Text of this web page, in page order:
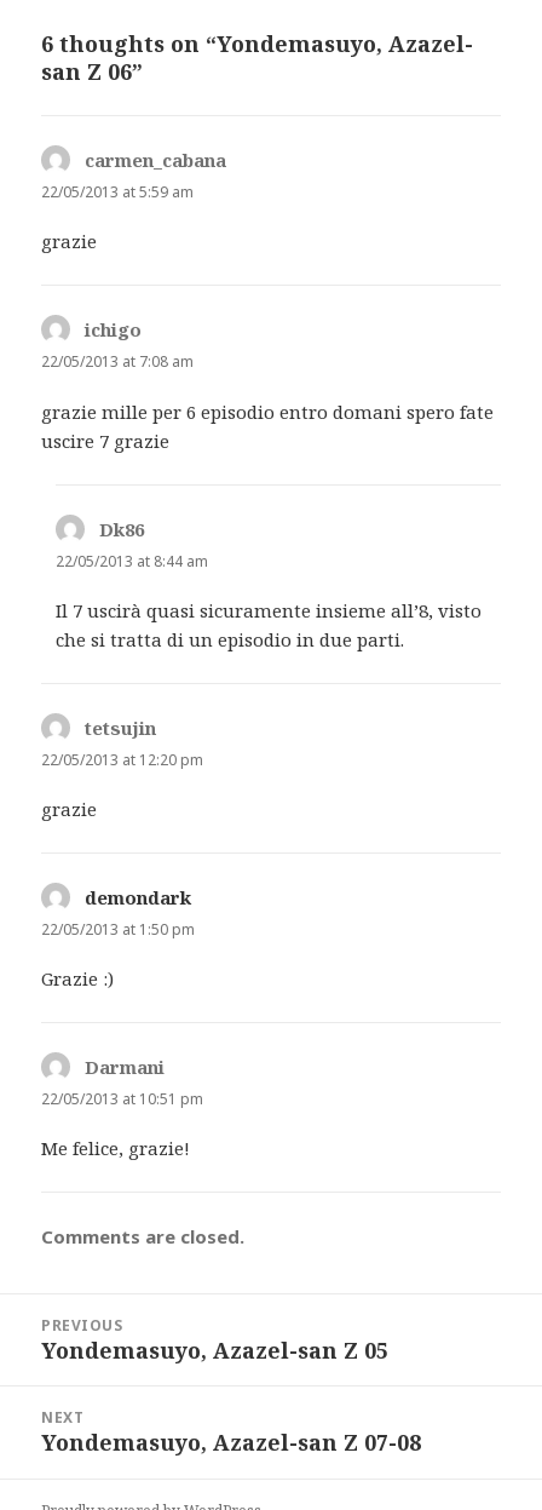
6 thoughts on “Yondemasuyo, Azazel-
san Z 06”
carmen_cabana
22/05/2013 at 5:59 am
grazie
ichigo
22/05/2013 at 7:08 am
grazie mille per 6 episodio entro domani spero fate
uscire 7 grazie
Dk86says:
22/05/2013 at 8:44 am
Il 7 uscirà quasi sicuramente insieme all’8, visto
che si tratta di un episodio in due parti.
tetsujin
22/05/2013 at 12:20 pm
grazie
demondark
22/05/2013 at 1:50 pm
Grazie :)
Darmani
22/05/2013 at 10:51 pm
Me felice, grazie!
Comments are closed.
navigation
PREVIOUS
Previous
Yondemasuyo, Azazel-san Z 05
NEXT
Next
Yondemasuyo, Azazel-san Z 07-08